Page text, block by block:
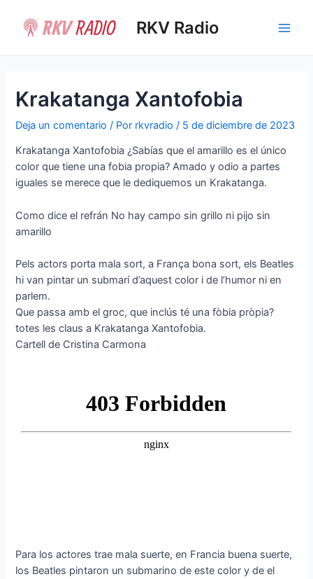
contenido
RKV Radio
Krakatanga Xantofobia
Deja un comentario / Por rkvradio/ 5 de diciembre de 2023
Krakatanga Xantofobia ¿Sabías que el amarillo es el único
color que tiene una fobia propia? Amado y odio a partes
iguales se merece que le dediquemos un Krakatanga.
Como dice el refrán No hay campo sin grillo ni pijo sin
amarillo
Pels actors porta mala sort, a França bona sort, els Beatles
hi van pintar un submarí d’aquest color i de l’humor ni en
parlem.
Que passa amb el groc, que inclús té una fòbia pròpia?
totes les claus a Krakatanga Xantofobia.
Cartell de Cristina Carmona
Para los actores trae mala suerte, en Francia buena suerte,
los Beatles pintaron un submarino de este color y de el